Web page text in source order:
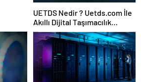
UETDS Nedir ? Uetds.com İle
Akıllı Dijital Taşımacılık
Yazılımı